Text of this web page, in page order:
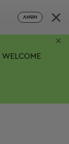
ΛΉΨΗ ×
WELCOME
×